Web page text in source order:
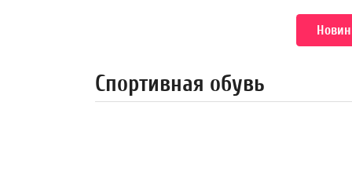
Спортивная обувь